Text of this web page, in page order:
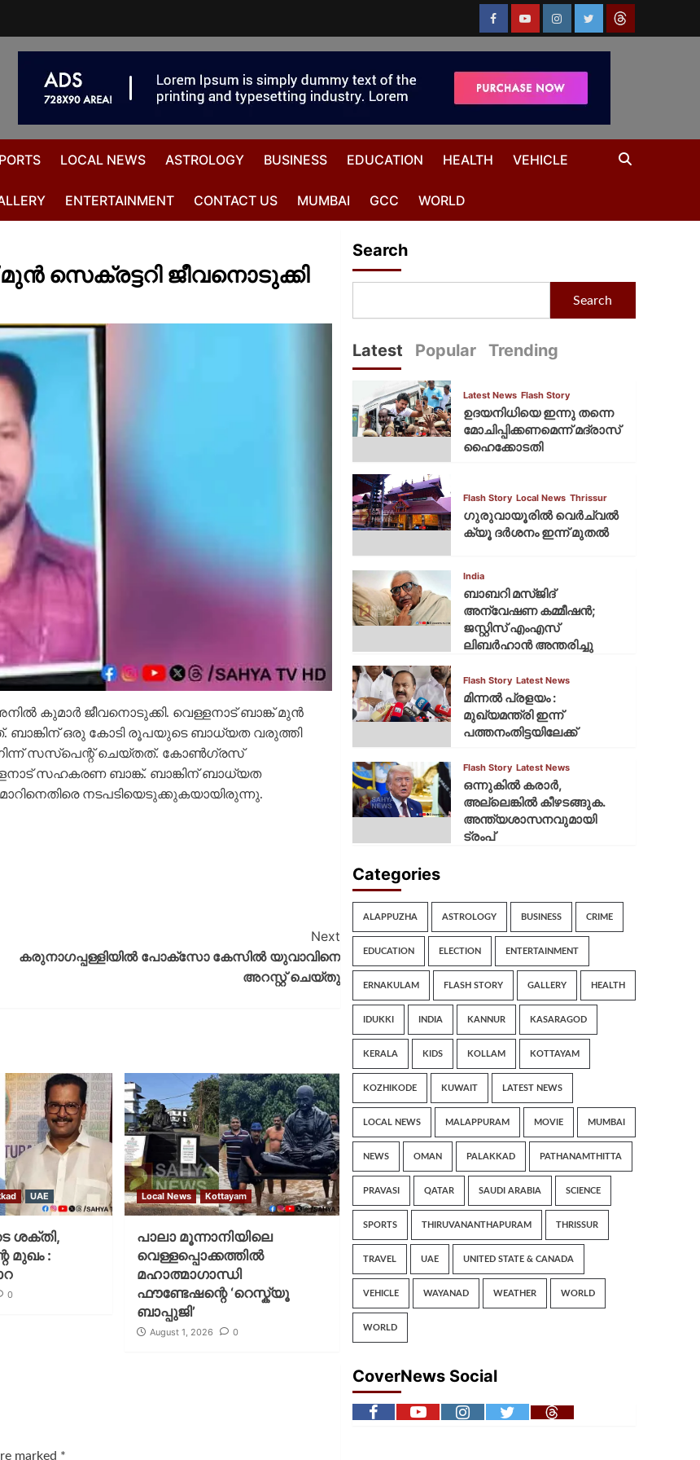
LOCAL NEWS ASTROLOGY BUSINESS EDUCATION HEALTH VEHICLE
ENTERTAINMENT CONTACT US MUMBAI GCC WORLD
സെക്രട്ടറി ജീവനൊടുക്കി
കുമാര്‍ ജീവനൊടുക്കി. വെള്ളനാട് ബാങ്ക് മുൻ
ബാങ്കിന് ഒരു കോടി രൂപയുടെ ബാധ്യത വരുത്തി
നിന്ന് സസ്‌പെന്റ് ചെയ്തത്. കോണ്‍ഗ്രസ്
സഹകരണ ബാങ്ക്. ബാങ്കിന് ബാധ്യത
നടപടിയെടുക്കുകയായിരുന്നു.
Next
കരുനാ​ഗപ്പള്ളിയിൽ പോക്സോ കേസിൽ യുവാവിനെ
അറസ്റ്റ് ചെയ്തു
UAE
ശക്തി,
മുഖം :
0
Local News Kottayam
പാലാ മൂന്നാനിയിലെ
വെള്ളപ്പൊക്കത്തിൽ
മഹാത്മാഗാന്ധി
ഫൗണ്ടേഷന്റെ ‘റെസ്ക്യൂ
ബാപ്പുജി’
August 1, 2026 0
marked *
Search
Search
Latest Popular Trending
Latest News Flash Story
ഉദയനിധിയെ ഇന്നു തന്നെ
മോചിപ്പിക്കണമെന്ന് മദ്രാസ്
ഹൈക്കോടതി
Flash Story Local News Thrissur
ഗുരുവായൂരില്‍ വെര്‍ച്വല്‍
ക്യൂ ദര്‍ശനം ഇന്ന് മുതല്‍
India
ബാബറി മസ്ജിദ്
അന്വേഷണ കമ്മീഷന്‍;
ജസ്റ്റിസ് എംഎസ്
ലിബര്‍ഹാന്‍ അന്തരിച്ചു
Flash Story Latest News
മിന്നല്‍ പ്രളയം :
മുഖ്യമന്ത്രി ഇന്ന്
പത്തനംതിട്ടയിലേക്ക്
Flash Story Latest News
ഒന്നുകില്‍ കരാര്‍,
അല്ലെങ്കില്‍ കീഴടങ്ങുക.
അന്ത്യശാസനവുമായി
ട്രംപ്
Categories
ALAPPUZHA ASTROLOGY BUSINESS CRIME
EDUCATION ELECTION ENTERTAINMENT
ERNAKULAM FLASH STORY GALLERY HEALTH
IDUKKI INDIA KANNUR KASARAGOD
KERALA KIDS KOLLAM KOTTAYAM
KOZHIKODE KUWAIT LATEST NEWS
LOCAL NEWS MALAPPURAM MOVIE MUMBAI
NEWS OMAN PALAKKAD PATHANAMTHITTA
PRAVASI QATAR SAUDI ARABIA SCIENCE
SPORTS THIRUVANANTHAPURAM THRISSUR
TRAVEL UAE UNITED STATE & CANADA
VEHICLE WAYANAD WEATHER WORLD
WORLD
CoverNews Social